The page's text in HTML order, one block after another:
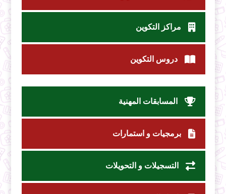
مراكز التكوين
دروس التكوين
المسابقات المهنية
برمجيات و استمارات
التسجيلات و التحويلات